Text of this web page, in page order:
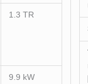
1.3 TR
9.9 kW